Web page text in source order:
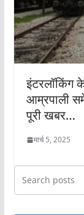
इंटरलॉकिंग
आम्रपाली
पूरी खबर…
मार्च 5, 2025